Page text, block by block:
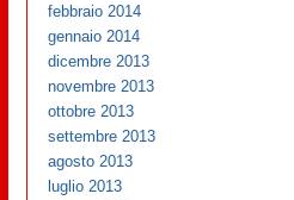
febbraio 2014
gennaio 2014
dicembre 2013
novembre 2013
ottobre 2013
settembre 2013
agosto 2013
luglio 2013